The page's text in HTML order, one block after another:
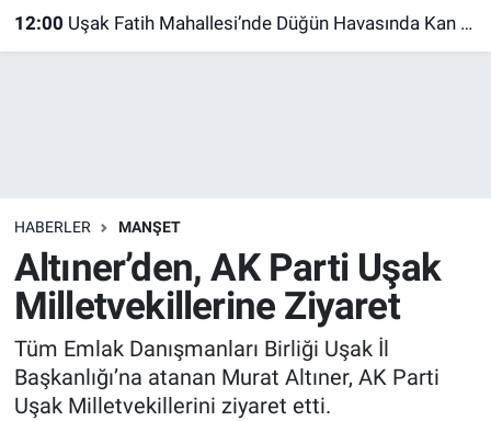
12:00 Uşak Fatih Mahallesi’nde Düğün Havasında Kan Bağışı! Çocuklar İçin de Eğlence Var
HABERLER MANŞET
Altıner’den, AK Parti Uşak
Milletvekillerine Ziyaret
Tüm Emlak Danışmanları Birliği Uşak İl
Başkanlığı’na atanan Murat Altıner, AK Parti
Uşak Milletvekillerini ziyaret etti.
Köşe Yazarları
Kültür Sanat
Manşet
Resmi İlanlar